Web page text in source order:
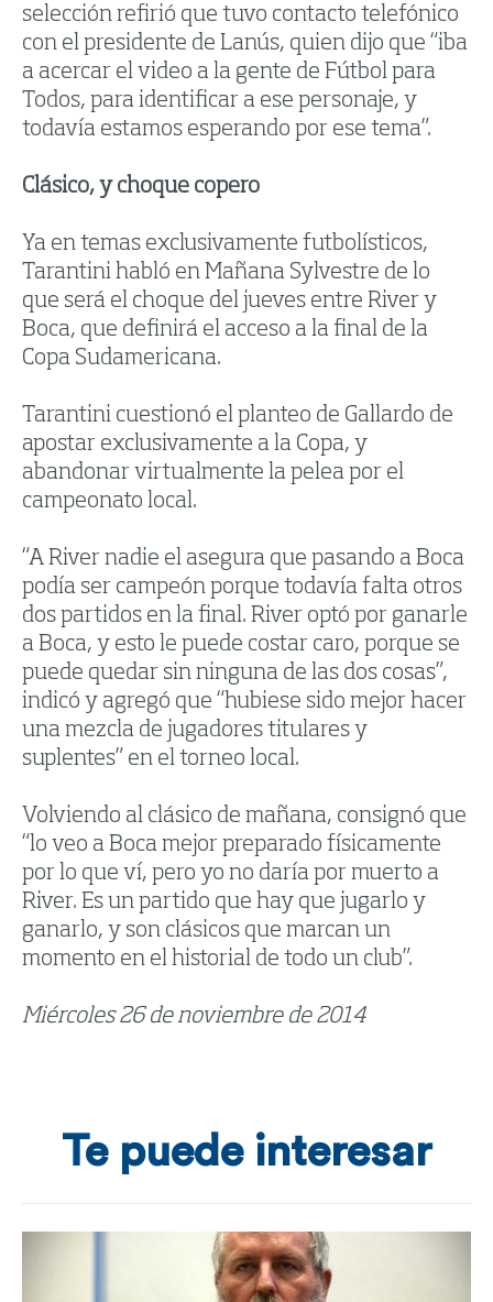
selección refirió que tuvo contacto telefónico
con el presidente de Lanús, quien dijo que “iba
a acercar el video a la gente de Fútbol para
Todos, para identificar a ese personaje, y
todavía estamos esperando por ese tema”.
Clásico, y choque copero
Ya en temas exclusivamente futbolísticos,
Tarantini habló en Mañana Sylvestre de lo
que será el choque del jueves entre River y
Boca, que definirá el acceso a la final de la
Copa Sudamericana.
Tarantini cuestionó el planteo de Gallardo de
apostar exclusivamente a la Copa, y
abandonar virtualmente la pelea por el
campeonato local.
“A River nadie el asegura que pasando a Boca
podía ser campeón porque todavía falta otros
dos partidos en la final. River optó por ganarle
a Boca, y esto le puede costar caro, porque se
puede quedar sin ninguna de las dos cosas”,
indicó y agregó que “hubiese sido mejor hacer
una mezcla de jugadores titulares y
suplentes” en el torneo local.
Volviendo al clásico de mañana, consignó que
“lo veo a Boca mejor preparado físicamente
por lo que ví, pero yo no daría por muerto a
River. Es un partido que hay que jugarlo y
ganarlo, y son clásicos que marcan un
momento en el historial de todo un club”.
Miércoles 26 de noviembre de 2014
Te puede interesar